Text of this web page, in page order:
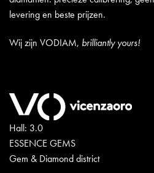
levering en beste prijzen.
Wij zijn VODIAM, brilliantly yours!
Hall: 3.0
ESSENCE GEMS
Gem & Diamond district